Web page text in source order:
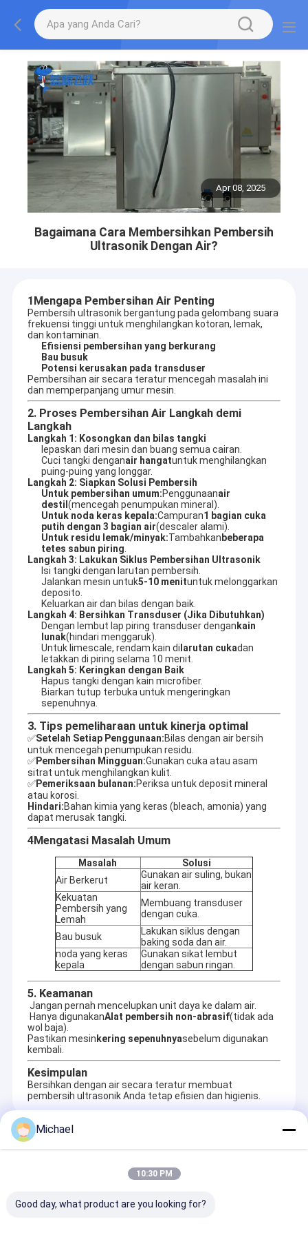
Apr 08, 2025
Bagaimana Cara Membersihkan Pembersih
Ultrasonik Dengan Air?
1Mengapa Pembersihan Air Penting
Pembersih ultrasonik bergantung pada gelombang suara
frekuensi tinggi untuk menghilangkan kotoran, lemak,
dan kontaminan.
Efisiensi pembersihan yang berkurang
Bau busuk
Potensi kerusakan pada transduser
Pembersihan air secara teratur mencegah masalah ini
dan memperpanjang umur mesin.
2. Proses Pembersihan Air Langkah demi
Langkah
Langkah 1: Kosongkan dan bilas tangki
lepaskan dari mesin dan buang semua cairan.
Cuci tangki denganair hangatuntuk menghilangkan
puing-puing yang longgar.
Langkah 2: Siapkan Solusi Pembersih
Untuk pembersihan umum:Penggunaanair
destil (mencegah penumpukan mineral).
Untuk noda keras kepala:Campuran1 bagian cuka
putih dengan 3 bagian air(descaler alami).
Untuk residu lemak/minyak:Tambahkanbeberapa
tetes sabun piring.
Langkah 3: Lakukan Siklus Pembersihan Ultrasonik
Isi tangki dengan larutan pembersih.
Jalankan mesin untuk5-10 menituntuk melonggarkan
deposito.
Keluarkan air dan bilas dengan baik.
Langkah 4: Bersihkan Transduser (Jika Dibutuhkan)
Dengan lembut lap piring transduser dengan kain
lunak(hindari menggaruk).
Untuk limescale, rendam kain di larutan cukadan
letakkan di piring selama 10 menit.
Langkah 5: Keringkan dengan Baik
Hapus tangki dengan kain microfiber.
Biarkan tutup terbuka untuk mengeringkan
sepenuhnya.
3. Tips pemeliharaan untuk kinerja optimal
✅Setelah Setiap Penggunaan:Bilas dengan air bersih
untuk mencegah penumpukan residu.
✅Pembersihan Mingguan:Gunakan cuka atau asam
sitrat untuk menghilangkan kulit.
✅Pemeriksaan bulanan:Periksa untuk deposit mineral
atau korosi.
Hindari:Bahan kimia yang keras (bleach, amonia) yang
dapat merusak tangki.
4Mengatasi Masalah Umum
Masalah
Solusi
Air Berkerut
Gunakan air suling, bukan
air keran.
Kekuatan
Pembersih yang
Lemah
Membuang transduser
dengan cuka.
Bau busuk
Lakukan siklus dengan
baking soda dan air.
noda yang keras
kepala
Gunakan sikat lembut
dengan sabun ringan.
5. Keamanan
️ Jangan pernah mencelupkan unit daya ke dalam air.
️ Hanya digunakanAlat pembersih non-abrasif(tidak ada
wol baja).
Pastikan mesin kering sepenuhnyasebelum digunakan
kembali.
Kesimpulan
Bersihkan dengan air secara teratur membuat
pembersih ultrasonik Anda tetap efisien dan higienis.
Recommended Products
Michael
10:30 PM
Good day, what product are you looking for?